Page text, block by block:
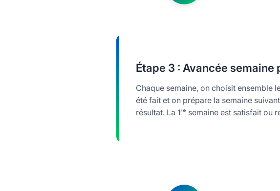
Étape 3 : Avancée semaine
Chaque semaine, on choisit ensemble
été fait et on prépare la semaine
résultat. La 1ʳᵉ semaine est satisfait ou